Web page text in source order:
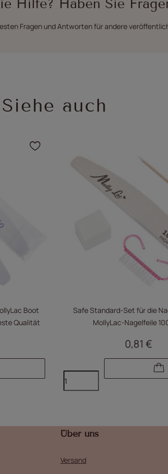
Hilfe? Haben Sie
Fragen und Antworten für andere
Siehe auch
zu Ihren Favoriten
Boot
180/240 CU-05 Beste Qualität
Klicken Sie, um das
Safe Standard-Set für die
MollyLac-Nagelfeile
0,81 €
Über uns
Versand